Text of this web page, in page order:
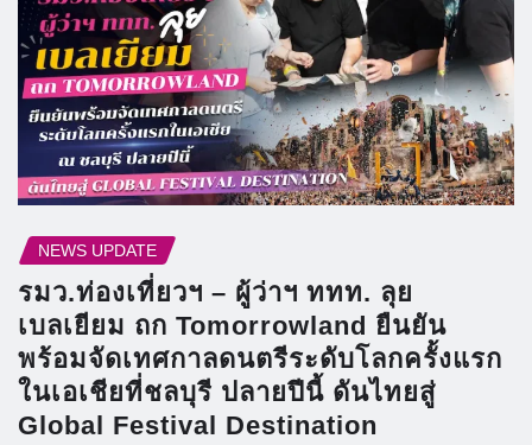
NEWS UPDATE
รมว.ท่องเที่ยวฯ – ผู้ว่าฯ ททท. ลุย
เบลเยียม ถก Tomorrowland ยืนยัน
พร้อมจัดเทศกาลดนตรีระดับโลกครั้งแรก
ในเอเชียที่ชลบุรี ปลายปีนี้ ดันไทยสู่
Global Festival Destination